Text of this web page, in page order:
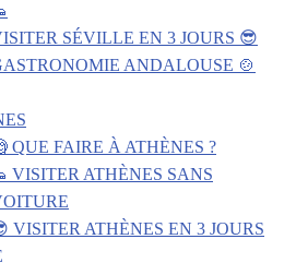
SÉVILLE EN 3 JOURS 😎
ANDALOUSE 🍲
QUE FAIRE À ATHÈNES ?
VISITER ATHÈNES SANS
VISITER ATHÈNES EN 3 JOURS